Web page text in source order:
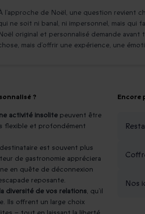
l’approche de Noël, une question revient
ne soit ni banal, ni impersonnel, mais qui
original et personnalisé demande
mais d’offrir une expérience, une
?
activité insolite peuvent être
flexible et profondément
est souvent plus
de gastronomie appréciera
en quête de déconnexion
reposante.
diversité de vos relations, qu’il
Ils offrent un large choix
Encore
Nos